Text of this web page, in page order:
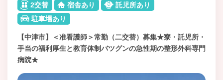
2交替
宿舎あり
託児所あり
駐車場あり
【中津市】＜准看護師＞常勤（二交替）募集★寮・託児所・
手当の福利厚生と教育体制バツグンの急性期の整形外科専門
病院★